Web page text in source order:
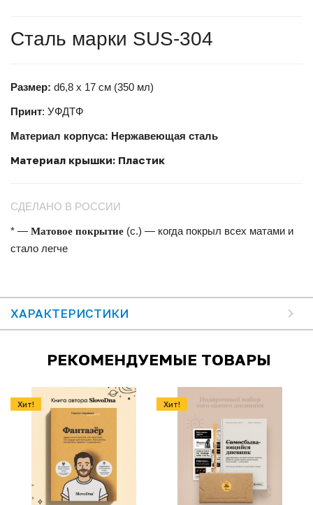
Сталь марки SUS-304
Размер: d6,8 х 17 см (350 мл)
Принт: УФДТФ
Материал корпуса: Нержавеющая сталь
Материал крышки: Пластик
СДЕЛАНО В РОССИИ
* — Матовое покрытие (с.) — когда покрыл всех матами и
стало легче
ХАРАКТЕРИСТИКИ
РЕКОМЕНДУЕМЫЕ ТОВАРЫ
Хит! Хит!